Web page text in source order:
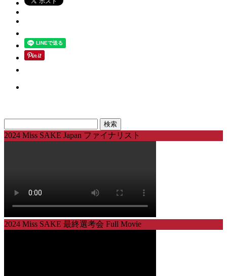
索:
2024 Miss SAKE Japan ファイナリスト
2024 Miss SAKE 最終選考会 Full Movie